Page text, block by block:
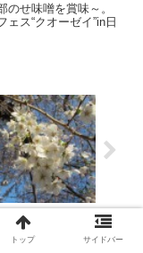
のせ味噌を賞味～。
ス“クオーゼイ”in日
トップ サイドバー